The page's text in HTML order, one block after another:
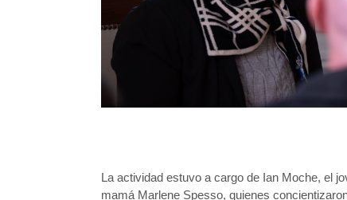
La actividad estuvo a cargo de Ian Moche, el
mamá Marlene Spesso, quienes